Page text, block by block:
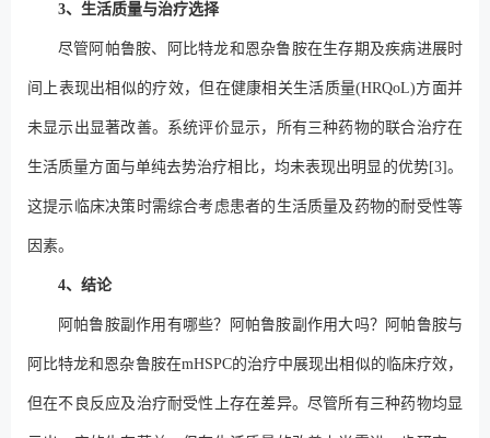
3、生活质量与治疗选择
尽管阿帕鲁胺、阿比特龙和恩杂鲁胺在生存期及疾病进展时
间上表现出相似的疗效，但在健康相关生活质量(HRQoL)方面并
未显示出显著改善。系统评价显示，所有三种药物的联合治疗在
生活质量方面与单纯去势治疗相比，均未表现出明显的优势[3]。
这提示临床决策时需综合考虑患者的生活质量及药物的耐受性等
因素。
4、结论
阿帕鲁胺副作用有哪些？阿帕鲁胺副作用大吗？阿帕鲁胺与
阿比特龙和恩杂鲁胺在mHSPC的治疗中展现出相似的临床疗效，
但在不良反应及治疗耐受性上存在差异。尽管所有三种药物均显